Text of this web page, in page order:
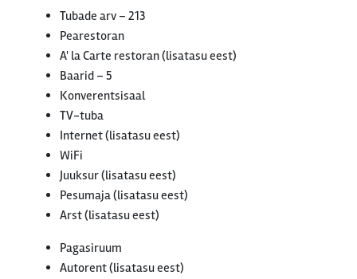
Tubade arv – 213
Pearestoran
A' la Carte restoran (lisatasu eest)
Baarid – 5
Konverentsisaal
TV-tuba
Internet (lisatasu eest)
WiFi
Juuksur (lisatasu eest)
Pesumaja (lisatasu eest)
Arst (lisatasu eest)
Pagasiruum
Autorent (lisatasu eest)